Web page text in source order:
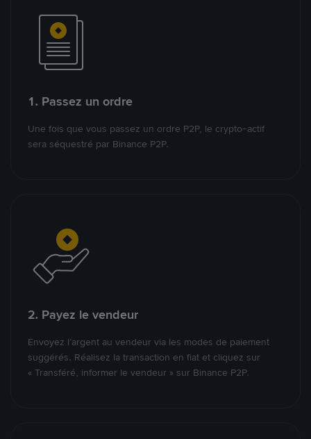
1. Passez un ordre
Une fois que vous passez un ordre P2P, le crypto-actif
sera séquestré par Binance P2P.
2. Payez le vendeur
Envoyez l’argent au vendeur via les modes de paiement
suggérés. Réalisez la transaction en fiat et cliquez sur
« Transféré, informer le vendeur » sur Binance P2P.